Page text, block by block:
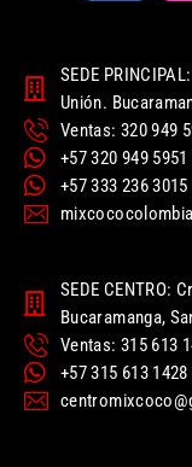
SEDE
Unión.
Ventas: 320 949
+57 320 949 5951
+57 333 236 3015
SEDE CENTRO:
Bucaramanga,
Ventas: 315 613
+57 315 613 1428